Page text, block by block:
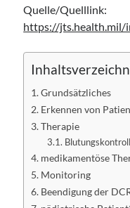
Quelle/Quelllink:
https://jts.health.mil/
Grundsätzliches
Erkennen von
Therapie
medikamentöse
Monitoring
Beendigung der